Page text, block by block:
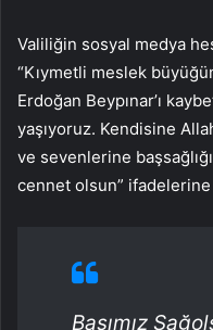
6 yıl
edildi!
Valiliğin sosyal medya